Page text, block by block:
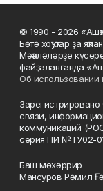
© 1990 - 2026
Бөтә хоҡуҡтар ҙа
Мәҡәләләрҙе
файҙаланғанда
Об использовании
связи,
коммуникаций
серия ПИ №ТУ02-
Баш мөхәррир
Мансуров Рәмил